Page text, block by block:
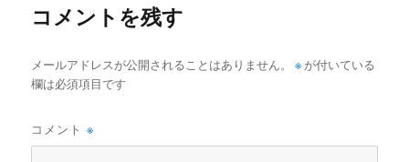
コメントを残す
メールアドレスが公開されることはありません。 ※ が付いている
欄は必須項目です
コメント※